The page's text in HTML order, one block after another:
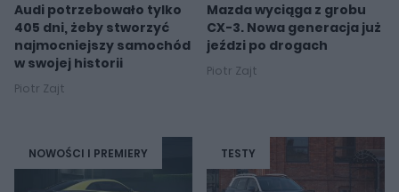
Audi potrzebowało tylko
405 dni, żeby stworzyć
najmocniejszy samochód
w swojej historii
Piotr Zajt
Mazda wyciąga z grobu
CX-3. Nowa generacja już
jeździ po drogach
Piotr Zajt
NOWOŚCI I PREMIERY TESTY